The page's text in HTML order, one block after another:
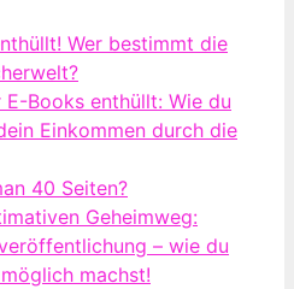
Wer bestimmt die
Books enthüllt: Wie du
Einkommen durch die
40 Seiten?
Geheimweg:
– wie du
machst!